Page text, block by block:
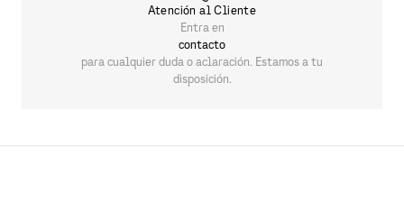
Atención al Cliente
Entra en
contacto
para cualquier duda o aclaración. Estamos a tu
disposición.